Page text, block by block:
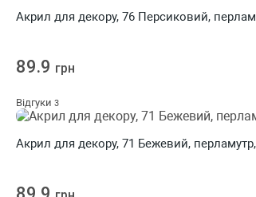
Акрил для декору, 76 Персиковий,
89.9 грн
Відгуки 3
Акрил для декору, 71 Бежевий,